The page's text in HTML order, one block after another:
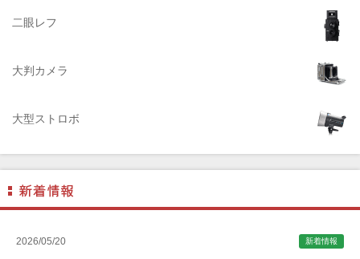
AGFA（アグフア）
ALPA（アルパ）
ALT（アルト）
二眼レフ
大判カメラ
大型ストロボ
2026/05/20 新着情報